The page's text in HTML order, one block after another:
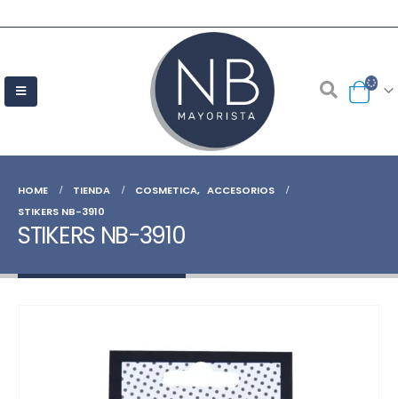
HOME TIENDA COSMETICA, ACCESORIOS
STIKERS NB-3910
STIKERS NB-3910